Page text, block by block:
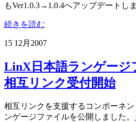
もVer1.0.3→1.0.4へアップデートし
続きを読む
15 12月 2007
LinX日本語ランゲージ
相互リンク受付開始
相互リンクを支援するコンポーネン
ンゲージファイルを公開しました。